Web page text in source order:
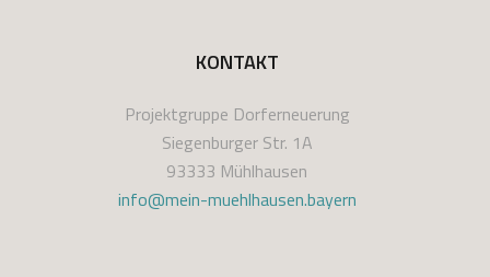
KONTAKT
Projektgruppe Dorferneuerung
Siegenburger Str. 1A
93333 Mühlhausen
info@mein-muehlhausen.bayern